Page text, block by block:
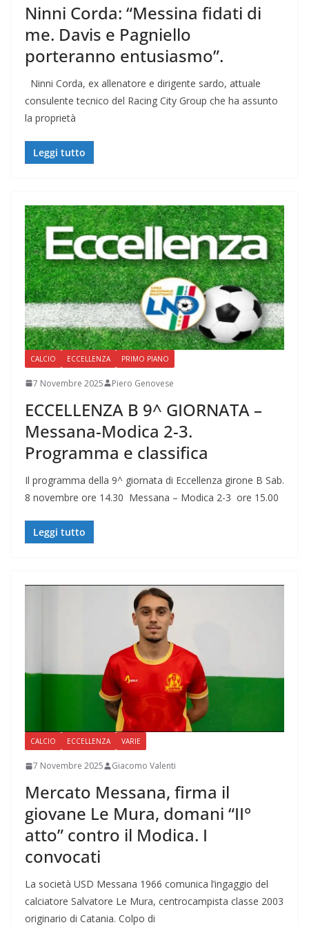
Ninni Corda: “Messina fidati di
me. Davis e Pagniello
porteranno entusiasmo”.
Ninni Corda, ex allenatore e dirigente sardo, attuale
consulente tecnico del Racing City Group che ha assunto
la proprietà
Leggi tutto
CALCIO ECCELLENZA PRIMO PIANO
7 Novembre 2025 Piero Genovese
ECCELLENZA B 9^ GIORNATA –
Messana-Modica 2-3.
Programma e classifica
Il programma della 9^ giornata di Eccellenza girone B Sab.
8 novembre ore 14.30 Messana – Modica 2-3 ore 15.00
Leggi tutto
CALCIO ECCELLENZA VARIE
7 Novembre 2025 Giacomo Valenti
Mercato Messana, firma il
giovane Le Mura, domani “II°
atto” contro il Modica. I
convocati
La società USD Messana 1966 comunica l’ingaggio del
calciatore Salvatore Le Mura, centrocampista classe 2003
originario di Catania. Colpo di